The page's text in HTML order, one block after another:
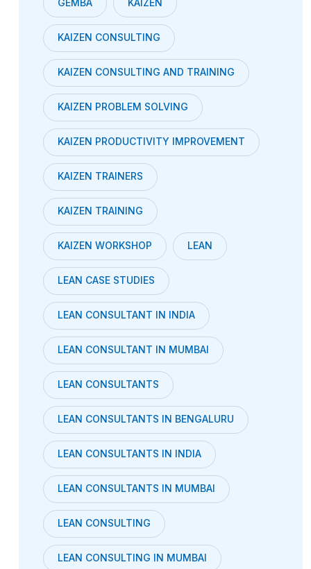
GEMBA KAIZEN
KAIZEN CONSULTING
KAIZEN CONSULTING AND TRAINING
KAIZEN PROBLEM SOLVING
KAIZEN PRODUCTIVITY IMPROVEMENT
KAIZEN TRAINERS
KAIZEN TRAINING
KAIZEN WORKSHOP LEAN
LEAN CASE STUDIES
LEAN CONSULTANT IN INDIA
LEAN CONSULTANT IN MUMBAI
LEAN CONSULTANTS
LEAN CONSULTANTS IN BENGALURU
LEAN CONSULTANTS IN INDIA
LEAN CONSULTANTS IN MUMBAI
LEAN CONSULTING
LEAN CONSULTING IN MUMBAI